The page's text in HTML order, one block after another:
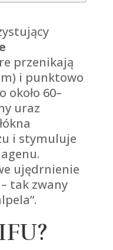
przenikają
i punktowo
60–
uraz
i stymuluje
ujędrnienie
tak zwany